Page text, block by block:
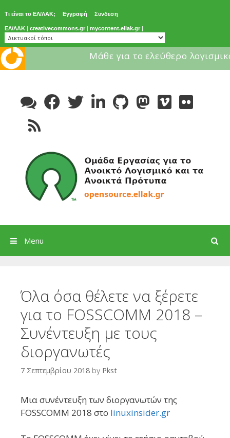
Τι είναι το ΕΛ/ΛΑΚ; Εγγραφή Συνδεση
ΕΛ/ΛΑΚ | creativecommons.gr | mycontent.ellak.gr |
Μάθε για το ελεύθερο
content
Search
Menu
Όλα όσα θέλετε να ξέρετε
για το FOSSCOMM 2018 –
Συνέντευξη με τους
διοργανωτές
7 Σεπτεμβρίου 2018 by Pkst
Μια συνέντευξη των διοργανωτών της
FOSSCOMM 2018 στο linuxinsider.gr